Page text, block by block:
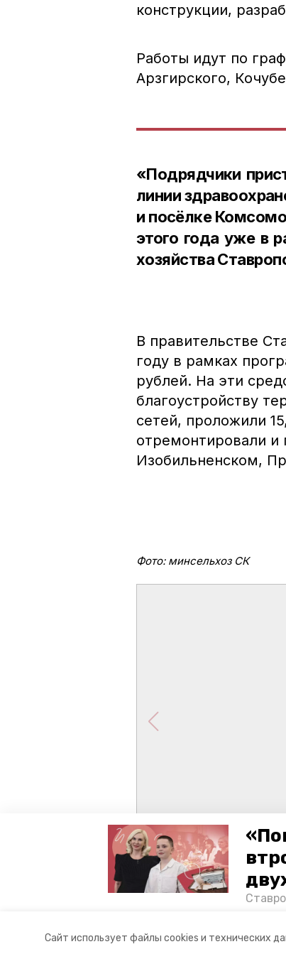
Сайт использует файлы cookies и технических
конструкции,
Работы идут по
Арзгирского,
«Подрядчики
линии
и посёлке
этого года уже в
хозяйства
В правительстве
году в рамках
рублей. На эти
благоустройству
сетей, проложили
отремонтировали и
Изобильненском,
Фото: минсельхоз СК